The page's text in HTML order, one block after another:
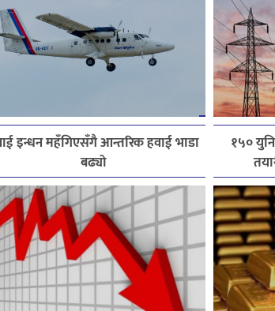
इन्धन महँगिएसँगै आन्तरिक हवाई भाडा
बढ्यो
१५०